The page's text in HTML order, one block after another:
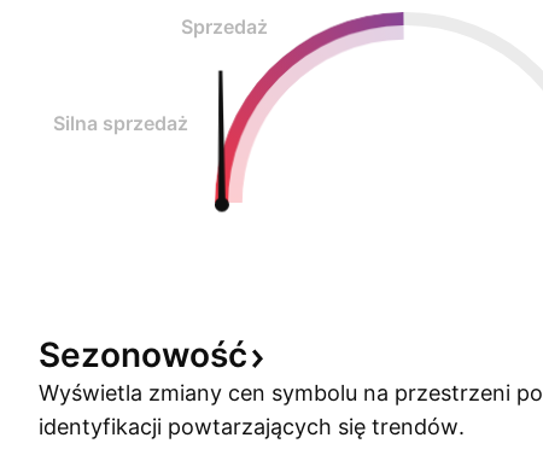
Sprzedaż
Silna sprzedaż
Sezonowość
Wyświetla zmiany cen symbolu na przestrzeni
identyfikacji powtarzających się trendów.